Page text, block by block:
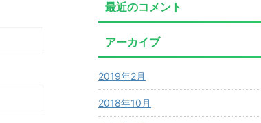
最近のコメント
アーカイブ
2019年2月
2018年10月